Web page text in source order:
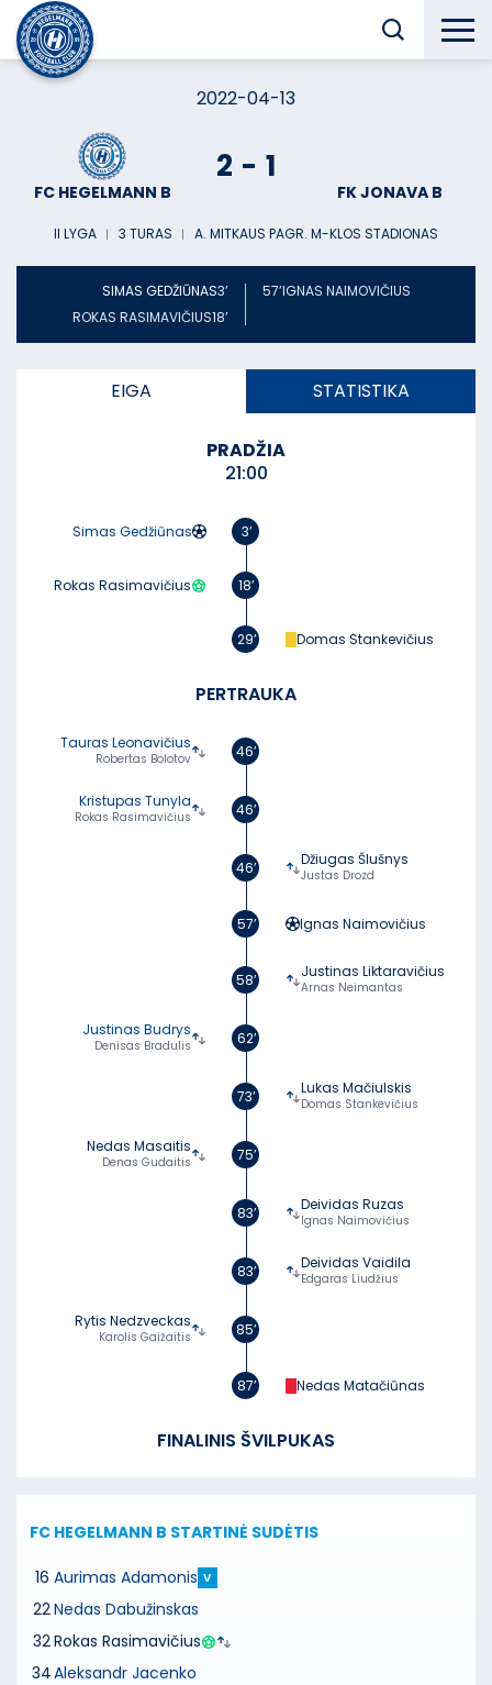
2022-04-13
FC HEGELMANN B
2 - 1
FK JONAVA B
II LYGA ︱ 3 TURAS ︱ A. MITKAUS PAGR. M-KLOS STADIONAS
FC HEGELMANN B STARTINĖ SUDĖTIS
16 Aurimas Adamonis V
22Nedas Dabužinskas
32Rokas Rasimavičius
34Aleksandr Jacenko
SIMAS GEDŽIŪNAS3’
ROKAS RASIMAVIČIUS18’
57’IGNAS NAIMOVIČIUS
EIGA STATISTIKA
PRADŽIA
21:00
Simas Gedžiūnas 3’
Rokas Rasimavičius 18’
29’ Domas Stankevičius
PERTRAUKA
Tauras Leonavičius
Robertas Bolotov 46’
Kristupas Tunyla
Rokas Rasimavičius 46’
46’ Džiugas Šlušnys
Justas Drozd
57’ Ignas Naimovičius
58’ Justinas Liktaravičius
Arnas Neimantas
Justinas Budrys
Denisas Bradulis 62’
73’ Lukas Mačiulskis
Domas Stankevičius
Nedas Masaitis
Denas Gudaitis 75’
83’ Deividas Ruzas
Ignas Naimovičius
83’ Deividas Vaidila
Edgaras Liudžius
Rytis Nedzveckas
Karolis Gaižaitis 85’
87’ Nedas Matačiūnas
FINALINIS ŠVILPUKAS